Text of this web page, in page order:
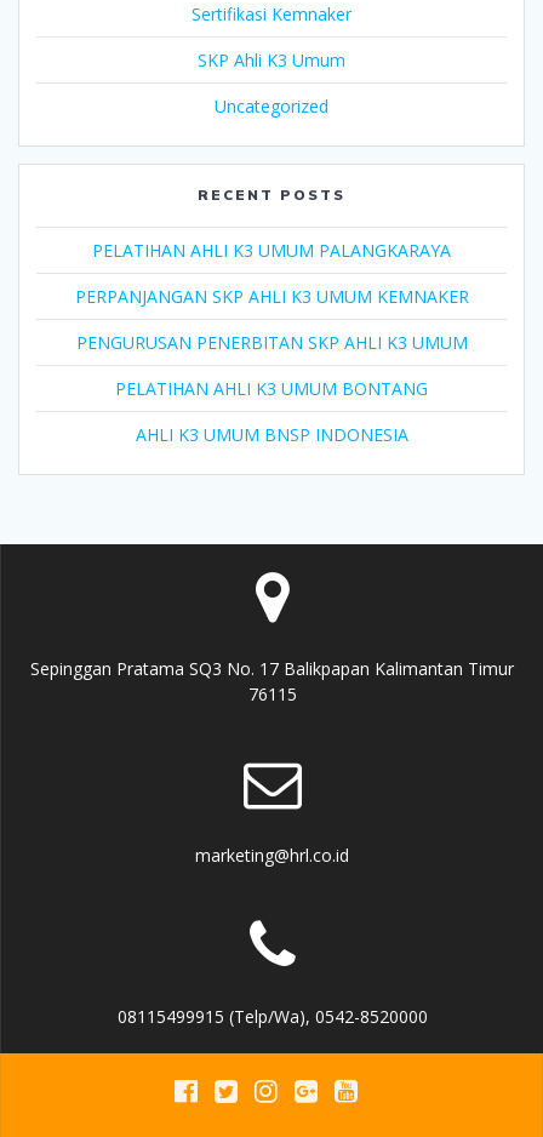
Sertifikasi Kemnaker
SKP Ahli K3 Umum
Uncategorized
RECENT POSTS
PELATIHAN AHLI K3 UMUM PALANGKARAYA
PERPANJANGAN SKP AHLI K3 UMUM KEMNAKER
PENGURUSAN PENERBITAN SKP AHLI K3 UMUM
PELATIHAN AHLI K3 UMUM BONTANG
AHLI K3 UMUM BNSP INDONESIA
Sepinggan Pratama SQ3 No. 17 Balikpapan Kalimantan Timur
76115
marketing@hrl.co.id
08115499915 (Telp/Wa), 0542-8520000